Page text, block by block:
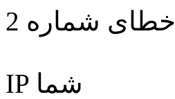
خطای شماره 2
IP شما